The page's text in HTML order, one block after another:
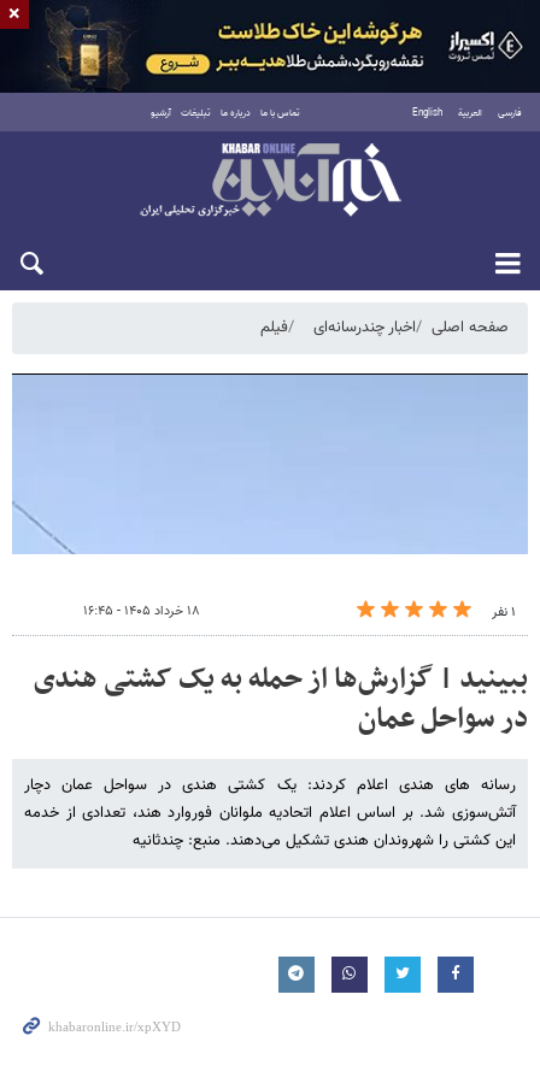
فارسی العربية English تماس با ما درباره ما تبلیغات آرشیو
دوشنبه ۱۹ مرداد ۱۴۰۵
صفحه اصلی اخبار چندرسانه‌ای فیلم
۱ نفر ۱۸ خرداد ۱۴۰۵ - ۱۶:۴۵
ببینید | گزارش‌ها از حمله به یک کشتی هندی
در سواحل عمان
رسانه های هندی اعلام کردند: یک کشتی هندی در سواحل عمان دچار
آتش‌سوزی شد. بر اساس اعلام اتحادیه ملوانان فوروارد هند، تعدادی از خدمه
این کشتی را شهروندان هندی تشکیل می‌دهند. منبع: چندثانیه
×